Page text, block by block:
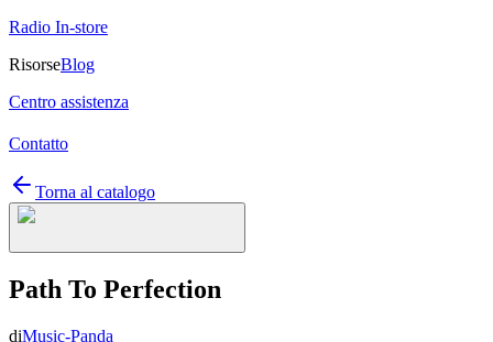
Radio In-store
RisorseBlog
Centro assistenza
Contatto
Torna al catalogo
Path To Perfection
diMusic-Panda